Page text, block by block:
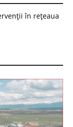
în rețeaua